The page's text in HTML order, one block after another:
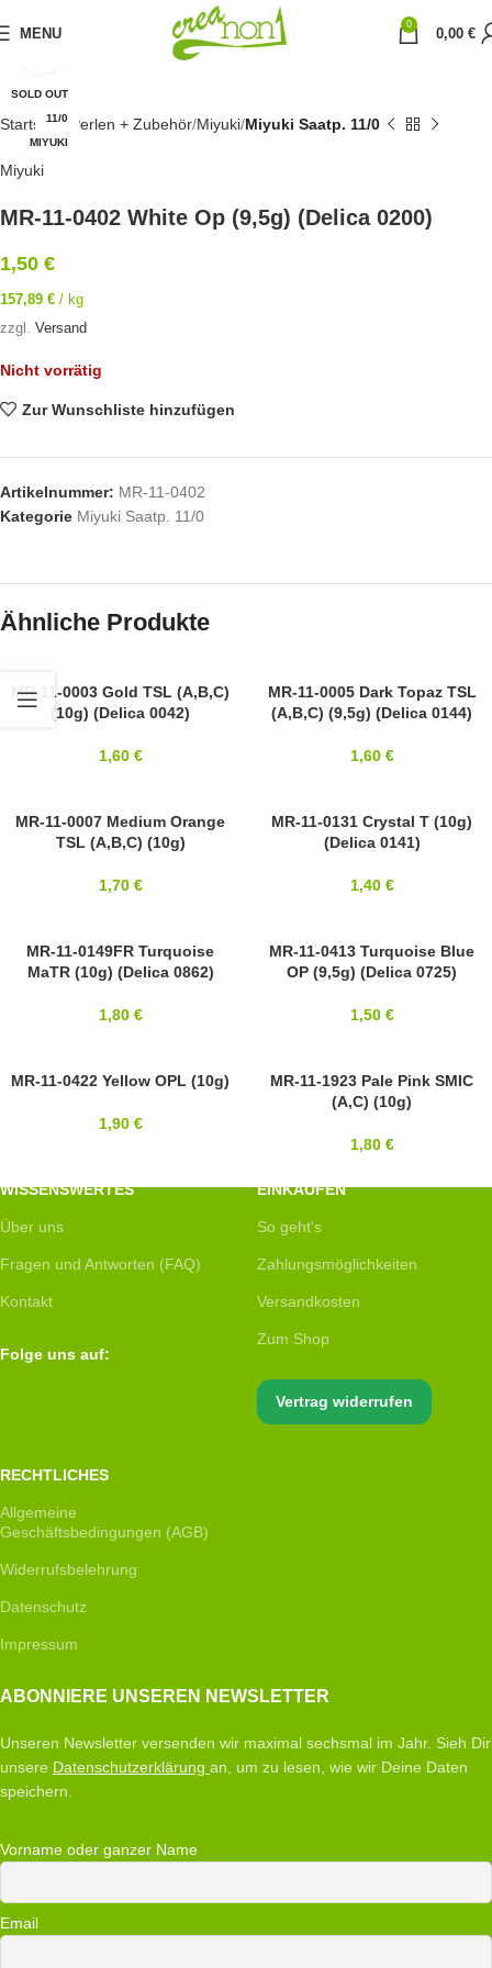
MENU
0
0,00 €
SOLD OUT
11/0
MIYUKI
Startseite Perlen + Zubehör Miyuki Miyuki Saatp. 11/0
Miyuki
MR-11-0402 White Op (9,5g) (Delica 0200)
1,50 €
157,89 € / kg
zzgl. Versand
Nicht vorrätig
Zur Wunschliste hinzufügen
Artikelnummer: MR-11-0402
Kategorie Miyuki Saatp. 11/0
Ähnliche Produkte
MR-11-0003 Gold TSL (A,B,C)
(10g) (Delica 0042)
1,60 €
11/0
MIYUKI
MR-11-0005 Dark Topaz TSL
(A,B,C) (9,5g) (Delica 0144)
1,60 €
11/0
MR-11-0007 Medium Orange
TSL (A,B,C) (10g)
1,70 €
11/0
MR-11-0131 Crystal T (10g)
(Delica 0141)
1,40 €
11/0
MIYUKI
MR-11-0149FR Turquoise
MaTR (10g) (Delica 0862)
1,80 €
11/0
MIYUKI
MR-11-0413 Turquoise Blue
OP (9,5g) (Delica 0725)
1,50 €
11/0
MR-11-0422 Yellow OPL (10g)
1,90 €
11/0
MR-11-1923 Pale Pink SMIC
(A,C) (10g)
1,80 €
WISSENSWERTES
Über uns
Fragen und Antworten (FAQ)
Kontakt
Folge uns auf:
EINKAUFEN
So geht's
Zahlungsmöglichkeiten
Versandkosten
Zum Shop
Vertrag widerrufen
RECHTLICHES
Allgemeine
Geschäftsbedingungen (AGB)
Widerrufsbelehrung
Datenschutz
Impressum
ABONNIERE UNSEREN NEWSLETTER
Unseren Newsletter versenden wir maximal sechsmal im Jahr. Sieh Dir
unsere Datenschutzerklärung an, um zu lesen, wie wir Deine Daten
speichern.
Vorname oder ganzer Name
Email